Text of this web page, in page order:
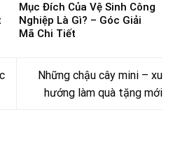
Mục Đích Của Vệ Sinh Công
Nghiệp Là Gì? – Góc Giải
Mã Chi Tiết
Những chậu cây mini – xu
hướng làm quà tặng mới